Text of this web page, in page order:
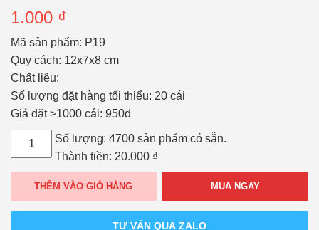
đánh giá
1.000 ₫
Mã sản phẩm: P19
Quy cách: 12x7x8 cm
Chất liệu:
Số lượng đặt hàng tối thiểu: 20 cái
Giá đặt >1000 cái: 950đ
Số lượng:
P19
-
12x7x8
-
4700 sản phẩm có sẵn.
Thành tiền: 20.000 ₫
THÊM VÀO GIỎ HÀNG MUA NGAY
TƯ VẤN QUA ZALO